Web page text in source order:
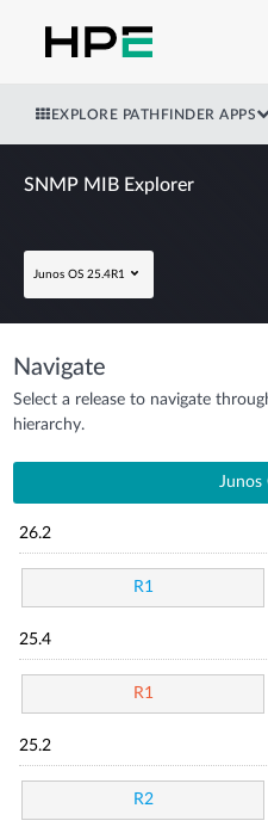
EXPLORE PATHFINDER APPS
SNMP MIB Explorer
Junos OS 25.4R1
Navigate
Select a release to navigate
hierarchy.
Junos
26.2
R1
25.4
R1
25.2
R2